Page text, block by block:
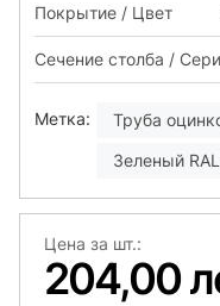
Покрытие / Цвет
Сечение столба /
Метка:
Труба
Зеленый
Цена за шт.:
204,00